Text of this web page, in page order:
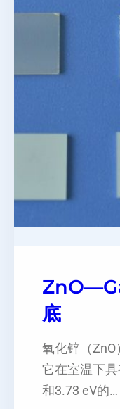
底
氧化锌（ZnO
它在室温下
和3.73 eV的…